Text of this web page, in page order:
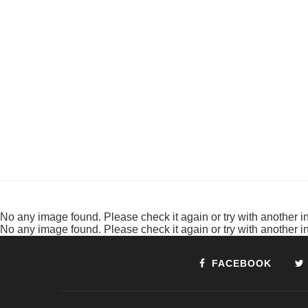
No any image found. Please check it again or try with another
No any image found. Please check it again or try with another
FACEBOOK